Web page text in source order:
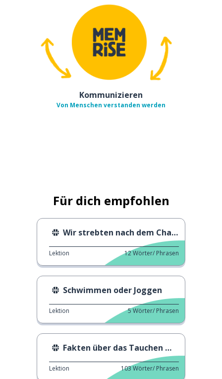
Kommunizieren
Von Menschen verstanden werden
Für dich empfohlen
Wir strebten nach dem Champion.
Lektion 12Wörter/ Phrasen
Schwimmen oder Joggen
Lektion 5Wörter/ Phrasen
Fakten über das Tauchen mit Pressluftatmung
Lektion 103Wörter/ Phrasen